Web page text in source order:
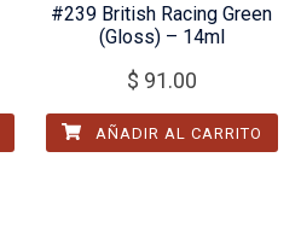
#239 British Racing Green
(Gloss) – 14ml
$ 91.00
AÑADIR AL CARRITO